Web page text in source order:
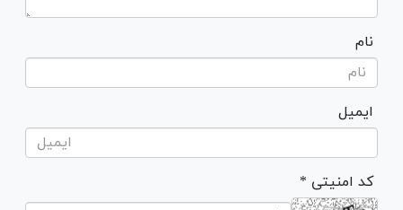
نام
ایمیل
* کد امنیتی